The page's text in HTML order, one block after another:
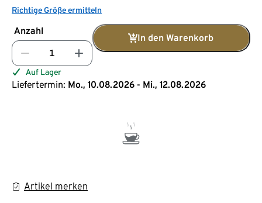
Richtige Größe ermitteln
Anzahl
In den Warenkorb
Auf Lager
Liefertermin: Mo., 10.08.2026 - Mi., 12.08.2026
Artikel merken